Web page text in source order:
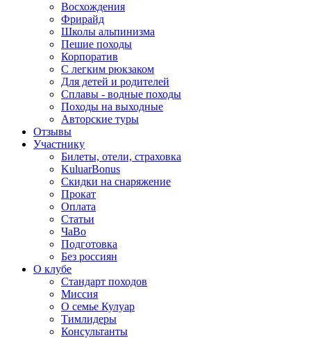
Восхождения
Фрирайд
Школы альпинизма
Пешие походы
Корпоратив
С легким рюкзаком
Для детей и родителей
Сплавы - водные походы
Походы на выходные
Авторские туры
Отзывы
Участнику
Билеты, отели, страховка
KuluarBonus
Скидки на снаряжение
Прокат
Оплата
Статьи
ЧаВо
Подготовка
Без россиян
О клубе
Стандарт походов
Миссия
О семье Кулуар
Тимлидеры
Консультанты